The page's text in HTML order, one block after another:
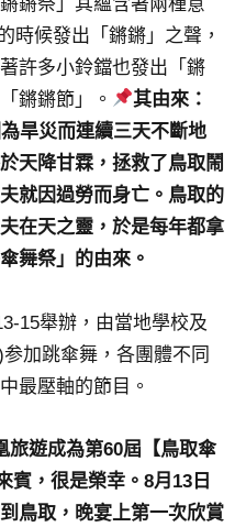
時候發出「鏘鏘」之聲，
許多小鈴鐺也發出「鏘
鏘鏘節」。
其由來：
旱災而連續三天不斷地
天降甘霖，拯救了鳥取鬧
就因過勞而身亡。鳥取的
在天之靈，於是每年都拿
舞祭」的由來。
15舉辦，由當地學校及
加跳傘舞，各團體不同
最壓軸的節目。
旅遊成為第60屆【鳥取傘
賓，很是榮幸。8月13日
鳥取，晚宴上第一次欣賞